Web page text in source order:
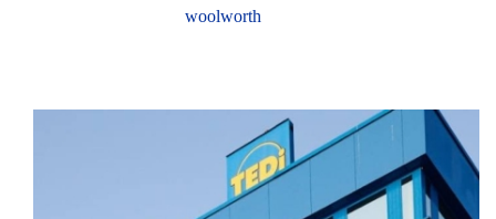
woolworth